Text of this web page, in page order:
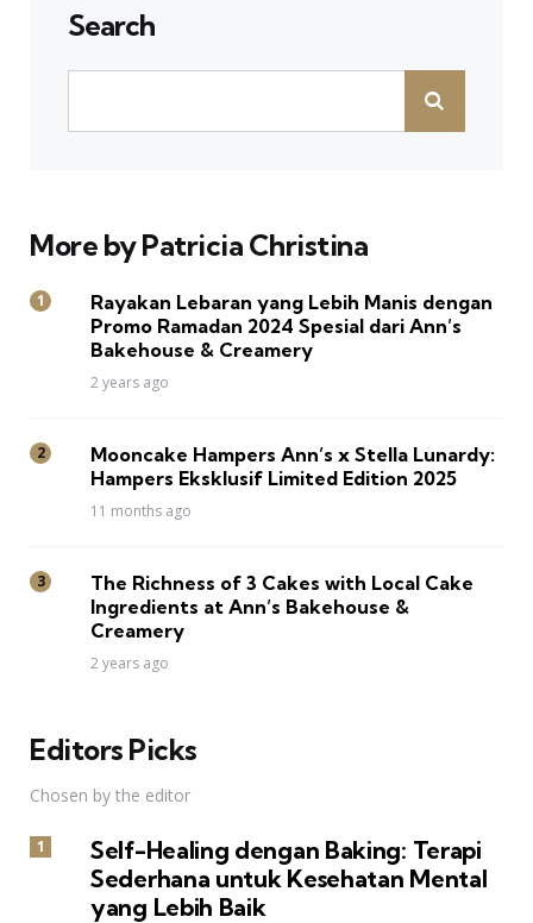
Search
More by Patricia Christina
Rayakan Lebaran yang Lebih Manis dengan
Promo Ramadan 2024 Spesial dari Ann’s
Bakehouse & Creamery
2 years ago
Mooncake Hampers Ann’s x Stella Lunardy:
Hampers Eksklusif Limited Edition 2025
11 months ago
The Richness of 3 Cakes with Local Cake
Ingredients at Ann’s Bakehouse &
Creamery
2 years ago
Editors Picks
Chosen by the editor
Self-Healing dengan Baking: Terapi
Sederhana untuk Kesehatan Mental
yang Lebih Baik